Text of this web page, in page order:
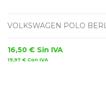
VOLKSWAGEN POLO
16,50 € Sin IVA
19,97 € Con IVA